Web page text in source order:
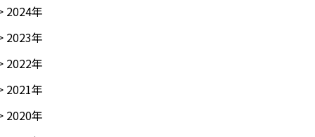
2024年
2023年
2022年
2021年
2020年